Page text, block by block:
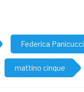
Federica Panicucci
mattino cinque